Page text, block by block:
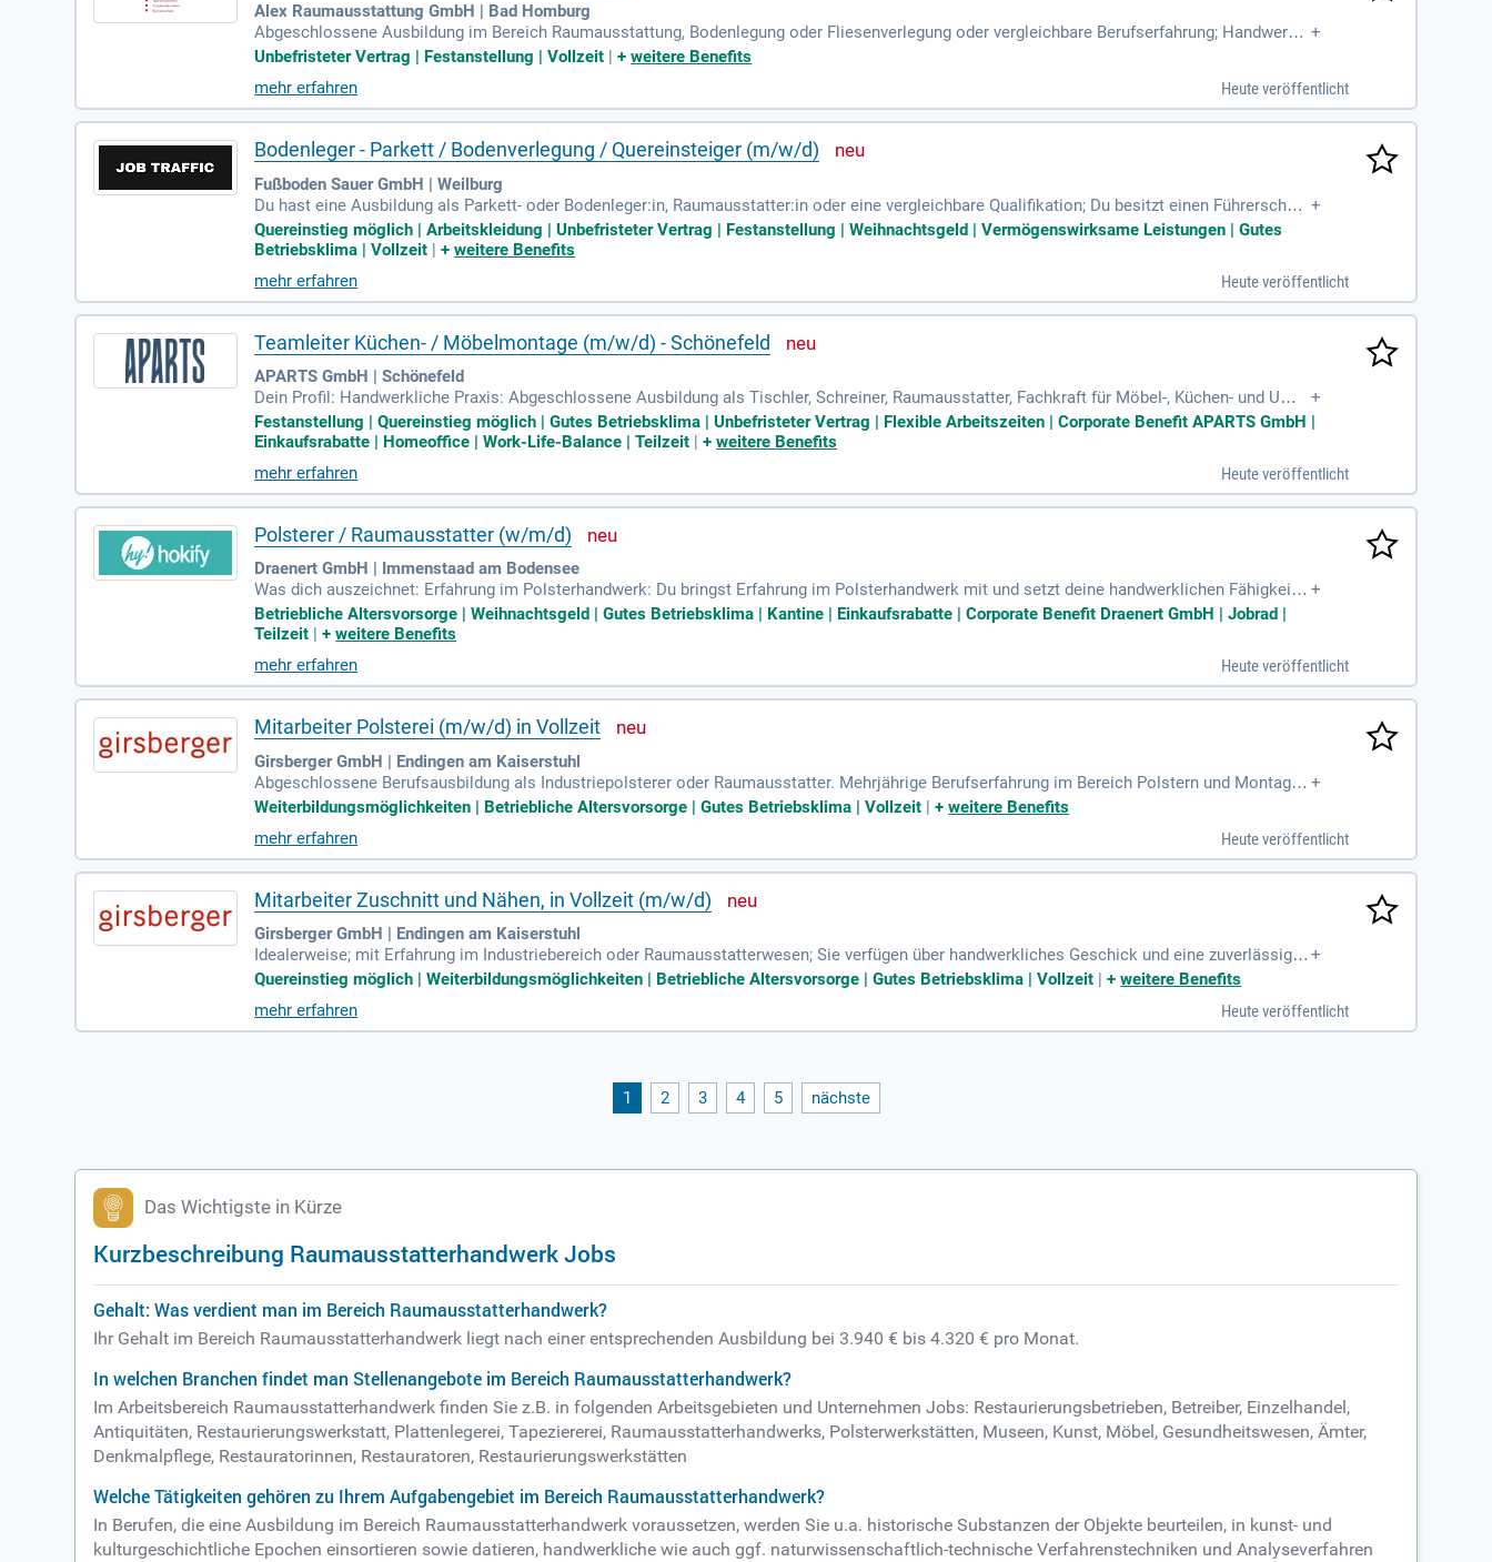
Alex Raumausstattung GmbH | Bad Homburg
Abgeschlossene Ausbildung im Bereich Raumausstattung, Bodenlegung oder Fliesenverlegung oder vergleichbare Berufserfahrung; Handwerkli
ches Geschick sowie Präzision bei der Ausführung der Arbeiten; Selbstständige und präzise Arbeitsweise; Kundenorientierung
+
Unbefristeter Vertrag | Festanstellung | Vollzeit |+weitere Benefits
mehr erfahren
Heute veröffentlicht
Bodenleger - Parkett / Bodenverlegung / Quereinsteiger (m/w/d)
Fußboden Sauer GmbH | Weilburg
Du hast eine Ausbildung als Parkett- oder Bodenleger:in, Raumausstatter:in oder eine vergleichbare Qualifikation; Du besitzt einen Führerschein
der Klasse B; Du verfügst über sehr gute Deutschkenntnisse; Du arbeitest zuverlässig und qualitätsbewusst;
+
Quereinstieg möglich | Arbeitskleidung | Unbefristeter Vertrag | Festanstellung | Weihnachtsgeld | Vermögenswirksame Leistungen | Gutes
Betriebsklima | Vollzeit |+weitere Benefits
mehr erfahren
Heute veröffentlicht
Teamleiter Küchen- / Möbelmontage (m/w/d) - Schönefeld
APARTS GmbH | Schönefeld
Dein Profil: Handwerkliche Praxis: Abgeschlossene Ausbildung als Tischler, Schreiner, Raumausstatter, Fachkraft für Möbel-, Küchen- und Umz
ugsservice (m/w/d) oder in einem verwandten Handwerk mit Erfahrung in der Möbel- und Küchenmontage – motivierte
+
Festanstellung | Quereinstieg möglich | Gutes Betriebsklima | Unbefristeter Vertrag | Flexible Arbeitszeiten | Corporate Benefit APARTS GmbH |
Einkaufsrabatte | Homeoffice | Work-Life-Balance | Teilzeit |+weitere Benefits
mehr erfahren
Heute veröffentlicht
Polsterer / Raumausstatter (w/m/d)
Draenert GmbH | Immenstaad am Bodensee
Was dich auszeichnet: Erfahrung im Polsterhandwerk: Du bringst Erfahrung im Polsterhandwerk mit und setzt deine handwerklichen Fähigkeite
n mit Leidenschaft ein.
+
Betriebliche Altersvorsorge | Weihnachtsgeld | Gutes Betriebsklima | Kantine | Einkaufsrabatte | Corporate Benefit Draenert GmbH | Jobrad |
Teilzeit |+weitere Benefits
mehr erfahren
Heute veröffentlicht
Mitarbeiter Polsterei (m/w/d) in Vollzeit
Girsberger GmbH | Endingen am Kaiserstuhl
Abgeschlossene Berufsausbildung als Industriepolsterer oder Raumausstatter. Mehrjährige Berufserfahrung im Bereich Polstern und Montage.
Mitarbeit in einem dynamischen Team.
+
Weiterbildungsmöglichkeiten | Betriebliche Altersvorsorge | Gutes Betriebsklima | Vollzeit |+weitere Benefits
mehr erfahren
Heute veröffentlicht
Mitarbeiter Zuschnitt und Nähen, in Vollzeit (m/w/d)
Girsberger GmbH | Endingen am Kaiserstuhl
Idealerweise; mit Erfahrung im Industriebereich oder Raumausstatterwesen; Sie verfügen über handwerkliches Geschick und eine zuverlässige
und qualitätsori- entiere Arbeitsweise; Sie sind teamfähig und beherrschen die deutsche Sprache in Wort und Schrift
+
Quereinstieg möglich | Weiterbildungsmöglichkeiten | Betriebliche Altersvorsorge | Gutes Betriebsklima | Vollzeit |+weitere Benefits
mehr erfahren
Heute veröffentlicht
1 2 3 4 5 nächste
Das Wichtigste in Kürze
Kurzbeschreibung Raumausstatterhandwerk Jobs
Gehalt: Was verdient man im Bereich Raumausstatterhandwerk?
Ihr Gehalt im Bereich Raumausstatterhandwerk liegt nach einer entsprechenden Ausbildung bei 3.940 € bis 4.320 € pro Monat.
In welchen Branchen findet man Stellenangebote im Bereich Raumausstatterhandwerk?
Im Arbeitsbereich Raumausstatterhandwerk finden Sie z.B. in folgenden Arbeitsgebieten und Unternehmen Jobs: Restaurierungsbetrieben, Betreiber, Einzelhandel,
Antiquitäten, Restaurierungswerkstatt, Plattenlegerei, Tapeziererei, Raumausstatterhandwerks, Polsterwerkstätten, Museen, Kunst, Möbel, Gesundheitswesen, Ämter,
Denkmalpflege, Restauratorinnen, Restauratoren, Restaurierungswerkstätten
Welche Tätigkeiten gehören zu Ihrem Aufgabengebiet im Bereich Raumausstatterhandwerk?
In Berufen, die eine Ausbildung im Bereich Raumausstatterhandwerk voraussetzen, werden Sie u.a. historische Substanzen der Objekte beurteilen, in kunst- und
kulturgeschichtliche Epochen einsortieren sowie datieren, handwerkliche wie auch ggf. naturwissenschaftlich-technische Verfahrenstechniken und Analyseverfahren